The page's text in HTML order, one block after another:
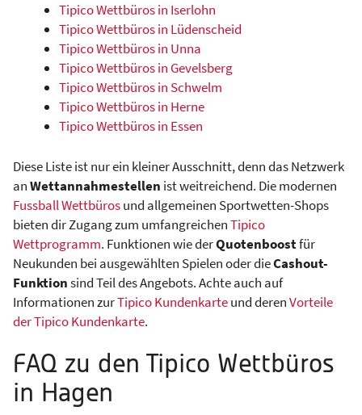
Tipico Wettbüros in Iserlohn
Tipico Wettbüros in Lüdenscheid
Tipico Wettbüros in Unna
Tipico Wettbüros in Gevelsberg
Tipico Wettbüros in Schwelm
Tipico Wettbüros in Herne
Tipico Wettbüros in Essen
Diese Liste ist nur ein kleiner Ausschnitt, denn das Netzwerk
anWettannahmestellen ist weitreichend. Die modernen
Fussball Wettbürosund allgemeinen Sportwetten-Shops
bieten dir Zugang zum umfangreichenTipico
Wettprogramm. Funktionen wie derQuotenboostfür
Neukunden bei ausgewählten Spielen oder dieCashout-
Funktionsind Teil des Angebots. Achte auch auf
Informationen zurTipico Kundenkarteund derenVorteile
der Tipico Kundenkarte.
FAQ zu den Tipico Wettbüros
in Hagen